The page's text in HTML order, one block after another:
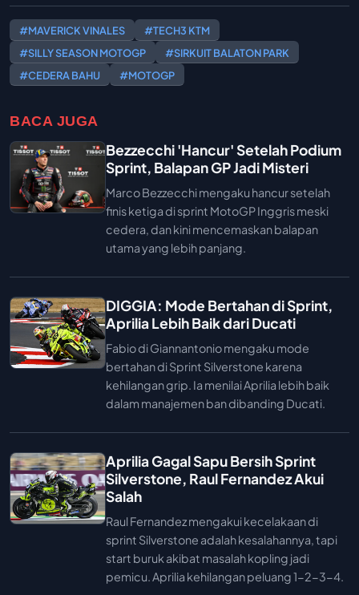
#MAVERICK VINALES
#TECH3 KTM
#SILLY SEASON MOTOGP
#SIRKUIT BALATON PARK
#CEDERA BAHU
#MOTOGP
BACA JUGA
Bezzecchi 'Hancur' Setelah Podium
Sprint, Balapan GP Jadi Misteri
Marco Bezzecchi mengaku hancur setelah
finis ketiga di sprint MotoGP Inggris meski
cedera, dan kini mencemaskan balapan
utama yang lebih panjang.
DIGGIA: Mode Bertahan di Sprint,
Aprilia Lebih Baik dari Ducati
Fabio di Giannantonio mengaku mode
bertahan di Sprint Silverstone karena
kehilangan grip. Ia menilai Aprilia lebih baik
dalam manajemen ban dibanding Ducati.
Aprilia Gagal Sapu Bersih Sprint
Silverstone, Raul Fernandez Akui
Salah
Raul Fernandez mengakui kecelakaan di
sprint Silverstone adalah kesalahannya, tapi
start buruk akibat masalah kopling jadi
pemicu. Aprilia kehilangan peluang 1-2-3-4.